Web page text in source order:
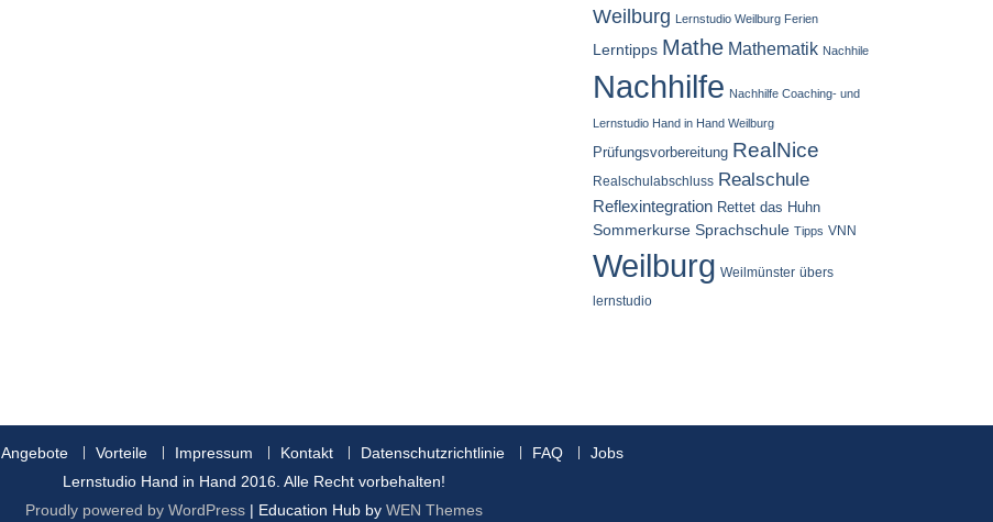
Weilburg Lernstudio Weilburg Ferien
Lerntipps Mathe Mathematik Nachhile
Nachhilfe Nachhilfe Coaching- und
Lernstudio Hand in Hand Weilburg
Prüfungsvorbereitung RealNice
Realschulabschluss Realschule
Reflexintegration Rettet das Huhn
Sommerkurse Sprachschule Tipps VNN
Weilburg Weilmünster übers
lernstudio
Angebote Vorteile Impressum Kontakt Datenschutzrichtlinie FAQ
Jobs
Lernstudio Hand in Hand 2016. Alle Recht vorbehalten!
Proudly powered by WordPress | Education Hub by WEN Themes